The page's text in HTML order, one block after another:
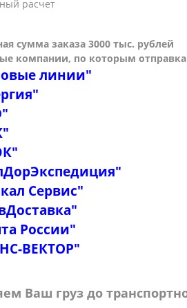
расчет
сумма заказа 3000 тыс. рублей
компании, по которым о
линии"
Сервис"
России"
ВЕКТОР"
Ваш груз до